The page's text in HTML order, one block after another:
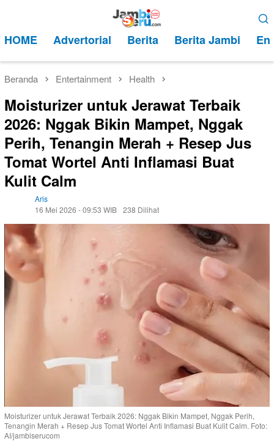
kontenMobile
HOME Advertorial Berita Berita Jambi
Beranda Entertainment Health
Moisturizer untuk Jerawat Terbaik
2026: Nggak Bikin Mampet, Nggak
Perih, Tenangin Merah + Resep Jus
Tomat Wortel Anti Inflamasi Buat
Kulit Calm
Aris
16 Mei 2026 - 09:53 WIB 238 Dilihat
Moisturizer untuk Jerawat Terbaik 2026: Nggak Bikin Mampet, Nggak Perih,
Tenangin Merah + Resep Jus Tomat Wortel Anti Inflamasi Buat Kulit Calm. Foto:
AI/jambiserucom